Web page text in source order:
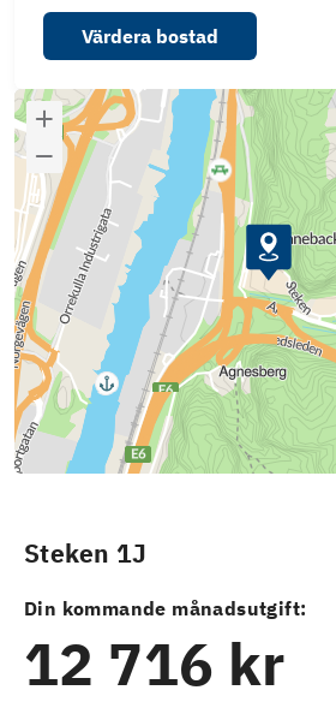
Värdera bostad
Steken 1J
Din kommande månadsutgift:
12 716 kr